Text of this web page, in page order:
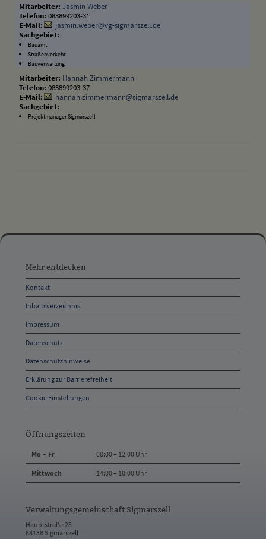
Jasmin Weber
083899203-31
jasmin.weber@vg-sigmarszell.de
Bauamt
Straßenverkehr
Bauverwaltung
Hannah Zimmermann
083899203-37
hannah.zimmermann@sigmarszell.de
Projektmanager Sigmarszell
entdecken,
Öffnungszeiten
und
Anschrift
und
Kontakt
Mehr entdecken
Kontakt
Inhaltsverzeichnis
Impressum
Datenschutz
Datenschutzhinweise
Erklärung zur Barrierefreiheit
Cookie Einstellungen
Öffnungszeiten
Mo – Fr 08:00 – 12:00 Uhr
Mittwoch 14:00 – 18:00 Uhr
Verwaltungsgemeinschaft Sigmarszell
Hauptstraße 28
88138 Sigmarszell